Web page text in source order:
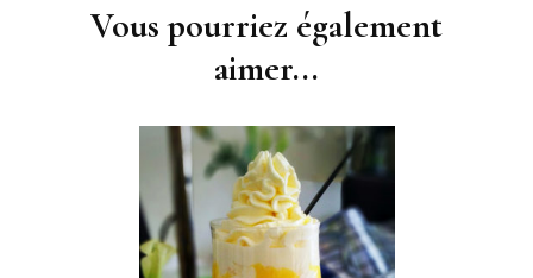
Navigation
Vous pourriez également
aimer...